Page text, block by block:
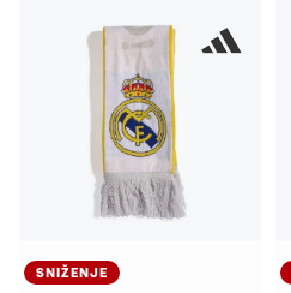
SNIŽENJE